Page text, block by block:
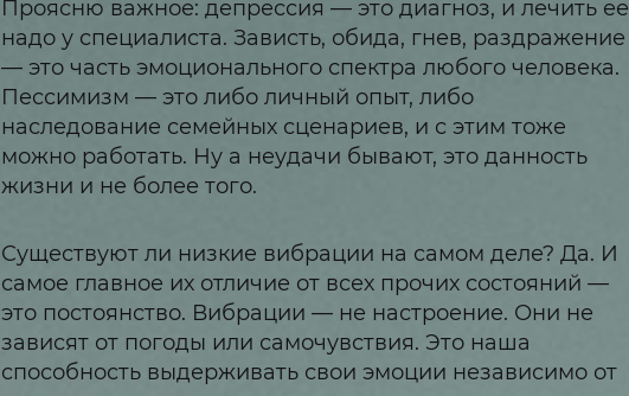
Проясню важное: депрессия — это диагноз, и лечить ее
надо у специалиста. Зависть, обида, гнев, раздражение
— это часть эмоционального спектра любого человека.
Пессимизм — это либо личный опыт, либо
наследование семейных сценариев, и с этим тоже
можно работать. Ну а неудачи бывают, это данность
жизни и не более того.
Существуют ли низкие вибрации на самом деле? Да. И
самое главное их отличие от всех прочих состояний —
это постоянство. Вибрации — не настроение. Они не
зависят от погоды или самочувствия. Это наша
способность выдерживать свои эмоции независимо от